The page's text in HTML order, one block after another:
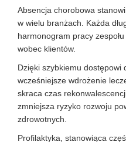
Absencja chorobowa
w wielu branżach. Każda
harmonogram pracy
wobec klientów.
Dzięki szybkiemu dostępowi
wcześniejsze wdrożenie
skraca czas
zmniejsza ryzyko rozwoju
zdrowotnych.
Profilaktyka, stanowiąca